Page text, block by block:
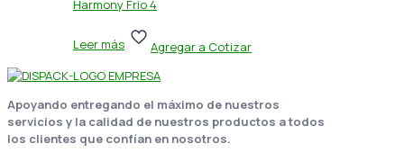
Harmony Frio 4
Leer más Agregar a Cotizar
Apoyando entregando el máximo de nuestros
servicios y la calidad de nuestros productos a todos
los clientes que confían en nosotros.